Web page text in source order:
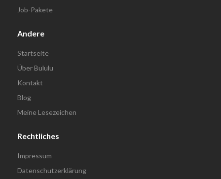
Job-Pakete
Andere
Startseite
Über Bululu
Kontakt
Blog
Meine Lesezeichen
Rechtliches
Impressum
Datenschutzerklärung